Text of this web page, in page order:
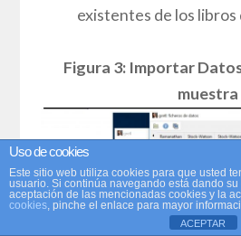
existentes de los
Figura 3: Importar
muestra
Uso de cookies
Este sitio web utiliza cookies para que usted
usuario. Si continúa navegando está dando
aceptación de las mencionadas cookies y la
cookies, pinche el enlace para mayor
ACEPTAR